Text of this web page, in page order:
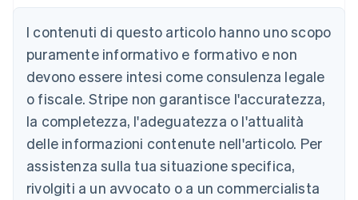
I contenuti di questo articolo hanno uno scopo
puramente informativo e formativo e non
devono essere intesi come consulenza legale
o fiscale. Stripe non garantisce l'accuratezza,
la completezza, l'adeguatezza o l'attualità
delle informazioni contenute nell'articolo. Per
assistenza sulla tua situazione specifica,
rivolgiti a un avvocato o a un commercialista
English
Austria
Deutsch
Belgio
NederlandsFrançais DeutschEnglish
Brasile